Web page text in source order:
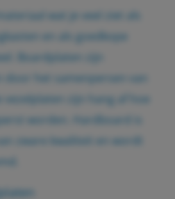
wat je veel ziet als
en als goedkope
Boardplaten zijn
het samenpersen van
vezelplaten zijn hang af hoe
worden. Hardboard is
zware kwaliteit en wordt
aanpassen door onderaan